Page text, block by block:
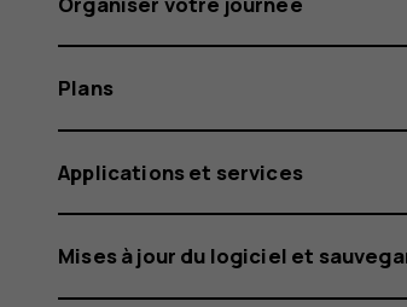
Plans
Applications et services
Mises à jour du logiciel et